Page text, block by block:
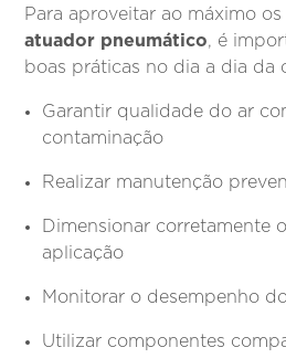
Para aproveitar ao máximo
atuador pneumático, é
boas práticas no dia a dia da
Garantir qualidade do ar
contaminação
Realizar manutenção
Dimensionar corretamente
aplicação
Monitorar o desempenho
Utilizar componentes